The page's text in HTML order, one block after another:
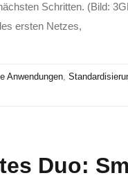
Schritten. (Bild:
ersten Netzes,
Anwendungen,
Duo: